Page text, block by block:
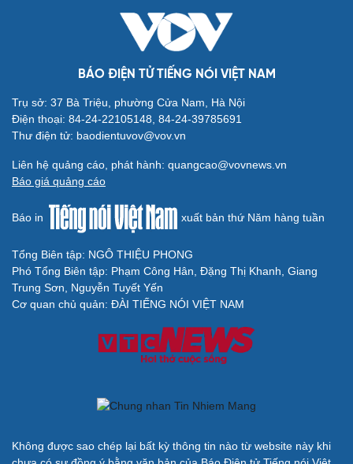
BÁO ĐIỆN TỬ TIẾNG NÓI VIỆT NAM
Trụ sở: 37 Bà Triệu, phường Cửa Nam, Hà Nội
Điện thoại: 84-24-22105148, 84-24-39785691
Thư điện tử: baodientuvov@vov.vn
Liên hệ quảng cáo, phát hành: quangcao@vovnews.vn
Báo giá quảng cáo
Báo in xuất bản thứ Năm hàng tuần
Tổng Biên tập: NGÔ THIỆU PHONG
Phó Tổng Biên tập: Phạm Công Hân, Đặng Thị Khanh, Giang
Trung Sơn, Nguyễn Tuyết Yến
Cơ quan chủ quản: ĐÀI TIẾNG NÓI VIỆT NAM
Không được sao chép lại bất kỳ thông tin nào từ website này khi